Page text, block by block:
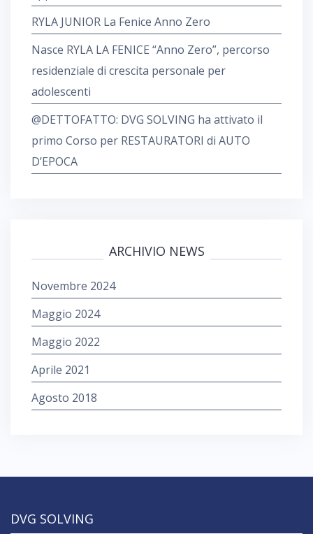
l
iRYLA JUNIOR La Fenice Anno Zero
Nasce RYLA LA FENICE “Anno Zero”, percorso
residenziale di crescita personale per
adolescenti
@DETTOFATTO: DVG SOLVING ha attivato il
primo Corso per RESTAURATORI di AUTO
D’EPOCA
ARCHIVIO NEWS
Novembre 2024
Maggio 2024
Maggio 2022
Aprile 2021
Agosto 2018
DVG SOLVING